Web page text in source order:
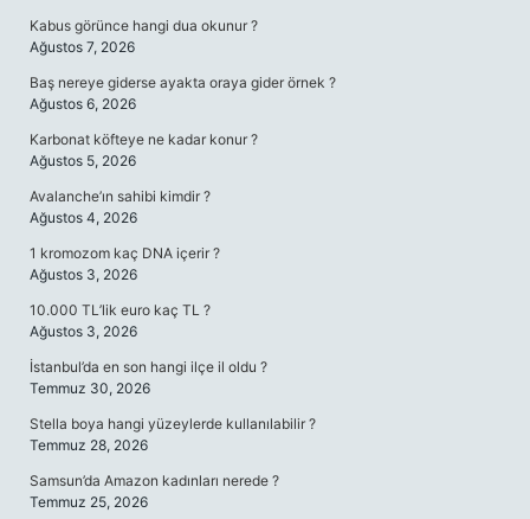
Kabus görünce hangi dua okunur ?
Ağustos 7, 2026
Baş nereye giderse ayakta oraya gider örnek ?
Ağustos 6, 2026
Karbonat köfteye ne kadar konur ?
Ağustos 5, 2026
Avalanche’ın sahibi kimdir ?
Ağustos 4, 2026
1 kromozom kaç DNA içerir ?
Ağustos 3, 2026
10.000 TL’lik euro kaç TL ?
Ağustos 3, 2026
İstanbul’da en son hangi ilçe il oldu ?
Temmuz 30, 2026
Stella boya hangi yüzeylerde kullanılabilir ?
Temmuz 28, 2026
Samsun’da Amazon kadınları nerede ?
Temmuz 25, 2026